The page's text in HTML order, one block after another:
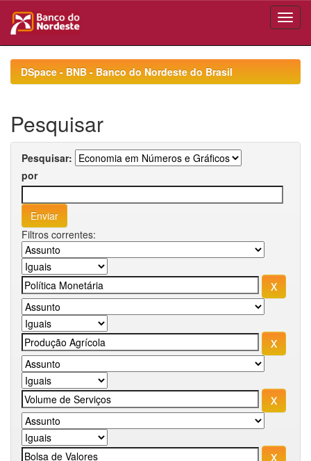
navigationDSpace - BNB - Banco do Nordeste do Brasil
Pesquisar
Pesquisar:
por
Filtros correntes: